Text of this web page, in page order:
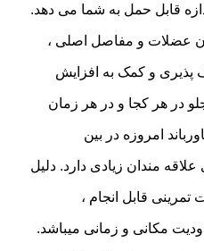
قابل حمل به شما می دهد.
عضلات و مفاصل اصلی ،
پذیری و کمک به افزایش
در هر کجا و در هر زمان
امروزه در بین
مندان زیادی دارد. دلیل
قابل انجام ،
مکانی و زمانی میباشد.